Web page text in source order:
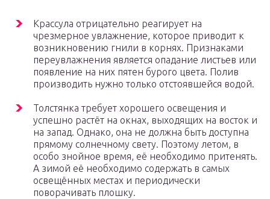
Крассула отрицательно реагирует на
чрезмерное увлажнение, которое приводит к
возникновению гнили в корнях. Признаками
переувлажнения является опадание листьев или
появление на них пятен бурого цвета. Полив
производить нужно только отстоявшейся водой.
Толстянка требует хорошего освещения и
успешно растёт на окнах, выходящих на восток и
на запад. Однако, она не должна быть доступна
прямому солнечному свету. Поэтому летом, в
особо знойное время, её необходимо притенять.
А зимой её необходимо содержать в самых
освещённых местах и периодически
поворачивать плошку.